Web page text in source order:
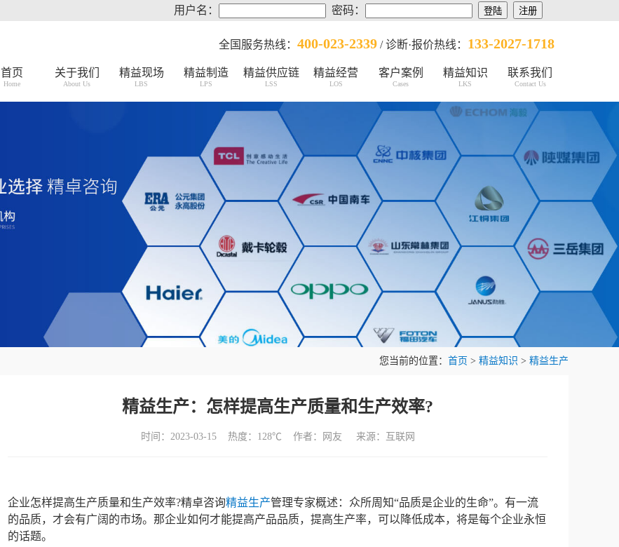
用户名： 密码：
全国服务热线： 400-023-2339 / 诊断·报价热线： 133-2027-1718
首页
Home
关于我们
About Us
精益现场
LBS
精益制造
LPS
精益供应链
LSS
精益经营
LOS
客户案例
Cases
精益知识
LKS
联系我们
Contact Us
您当前的位置： 首页 > 精益知识 > 精益生产
精益生产：怎样提高生产质量和生产效率?
时间：2023-03-15 热度： 128℃ 作者：网友 来源：互联网
企业怎样提高生产质量和生产效率?精卓咨询精益生产管理专家概述：众所周知“品质是企业的生命”。有一流
的品质，才会有广阔的市场。那企业如何才能提高产品品质，提高生产率，可以降低成本，将是每个企业永恒
的话题。